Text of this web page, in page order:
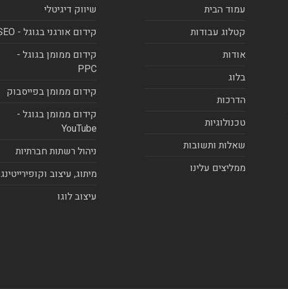
עמוד הבית
קטלוג עבודות
אודות
בלוג
הדרכות
טכנולוגיות
שאלות ותשובות
ממליצים עלינו
שיווק דיגיטלי
קידום אורגני בגוגל - SEO
קידום ממומן בגוגל -
PPC
קידום ממומן בפייסבוק
קידום ממומן בגוגל -
YouTube
ניהול רשתות חברתיות
מיתוג, עיצוב וקופירייטינג
עיצוב לוגו